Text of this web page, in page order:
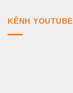
KÊNH YOUTUBE